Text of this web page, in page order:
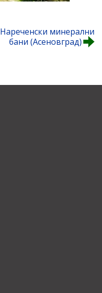
Нареченски минерални
бани (Асеновград)